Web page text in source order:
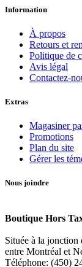
Information
À propos
Retours et
Politique de
Avis légal
Contactez-
Extras
Magasiner
Promotions
Plan du site
Gérer les
Nous joindre
Boutique Hors
Située à la jonction
entre Montréal et
Téléphone: (450)